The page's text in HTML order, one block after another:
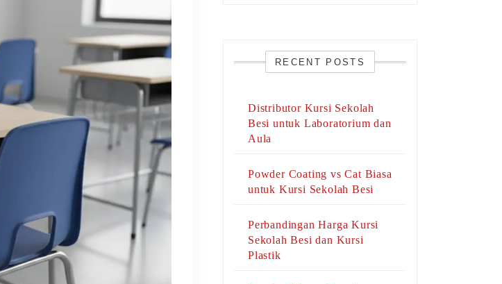
RECENT POSTS
Distributor Kursi Sekolah
Besi untuk Laboratorium dan
Aula
Powder Coating vs Cat Biasa
untuk Kursi Sekolah Besi
Perbandingan Harga Kursi
Sekolah Besi dan Kursi
Plastik